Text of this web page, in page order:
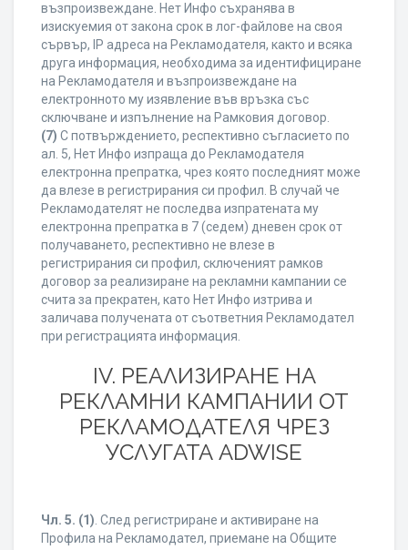
възпроизвеждане. Нет Инфо съхранява в
изискуемия от закона срок в лог-файлове на своя
сървър, IP адреса на Рекламодателя, както и всяка
друга информация, необходима за идентифициране
на Рекламодателя и възпроизвеждане на
електронното му изявление във връзка със
сключване и изпълнение на Рамковия договор.
(7) С потвърждението, респективно съгласието по
ал. 5, Нет Инфо изпраща до Рекламодателя
електронна препратка, чрез която последният може
да влезе в регистрирания си профил. В случай че
Рекламодателят не последва изпратената му
електронна препратка в 7 (седем) дневен срок от
получаването, респективно не влезе в
регистрирания си профил, сключеният рамков
договор за реализиране на рекламни кампании се
счита за прекратен, като Нет Инфо изтрива и
заличава получената от съответния Рекламодател
при регистрацията информация.
IV. РЕАЛИЗИРАНЕ НА
РЕКЛАМНИ КАМПАНИИ ОТ
РЕКЛАМОДАТЕЛЯ ЧРЕЗ
УСЛУГАТА ADWISE
Чл. 5. (1) . След регистриране и активиране на
Профила на Рекламодател, приемане на Общите